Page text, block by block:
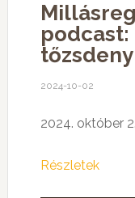
2024-10-02
2024. október
Részletek